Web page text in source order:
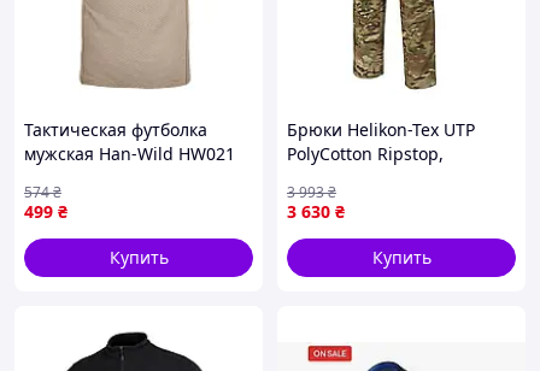
Тактическая футболка
мужская Han-Wild HW021
61754)
499 ₴
574₴
Купить
Брюки Helikon-Tex UTP
PolyCotton Ripstop,
3 630 ₴
3 993₴
Купить